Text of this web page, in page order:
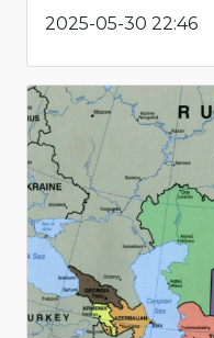
2025-05-30 22:46